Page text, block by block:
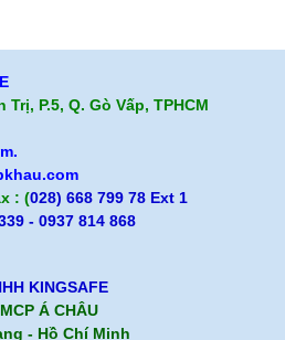
Trị, P.5, Q. Gò Vấp, TPHCM
: (028) 668 799 78 Ext 1
- 0937 814 868
KINGSAFE
Á CHÂU
- Hồ Chí Minh